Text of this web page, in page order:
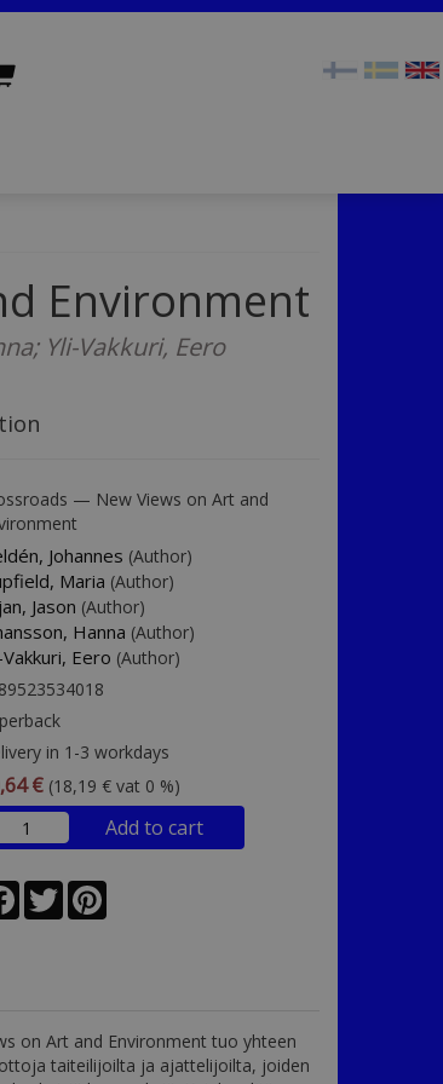
Environment
Yli-Vakkuri, Eero
— New Views on Art and
Johannes (Author)
Maria (Author)
Jason (Author)
Hanna (Author)
Eero (Author)
in 1-3 workdays
€ (18,19 € vat 0 %)
Add to cart
Facebook
Twitter
on Art and Environment tuo yhteen
taiteilijoilta ja ajattelijoilta, joiden